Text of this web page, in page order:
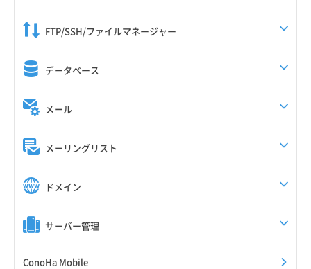
FTP/SSH/ファイルマネージャー
データベース
メール
メーリングリスト
ドメイン
サーバー管理
ConoHa Mobile